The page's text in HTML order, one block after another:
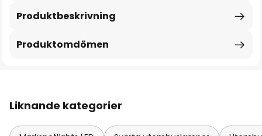
Produktbeskrivning
Produktomdömen
Liknande kategorier